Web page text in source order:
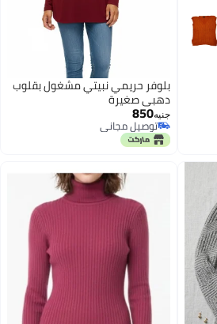
بلوفر حريمي نبيتي مشغول بقلوب
دهبي صغيرة
جنيه850
توصيل مجاني
توصيل مجاني